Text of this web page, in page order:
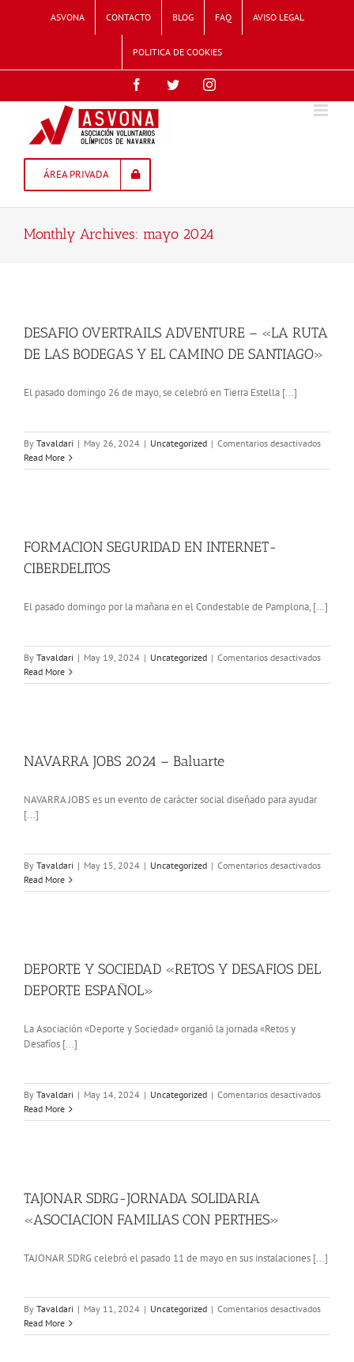
ASVONA CONTACTO BLOG FAQ AVISO LEGAL
POLITICA DE COOKIES
FacebookTwitterInstagram
ÁREA PRIVADA
Monthly Archives: mayo 2024
DESAFIO OVERTRAILS ADVENTURE – «LA RUTA
DE LAS BODEGAS Y EL CAMINO DE SANTIAGO»
El pasado domingo 26 de mayo, se celebró en Tierra Estella [...]
By Tavaldari | May 26, 2024 | Uncategorized | Comentarios desactivadosen
CAMINO
Read More
FORMACION SEGURIDAD EN INTERNET-
CIBERDELITOS
El pasado domingo por la mañana en el Condestable de Pamplona, [...]
By Tavaldari | May 19, 2024 | Uncategorized | Comentarios desactivadosen
Read More
NAVARRA JOBS 2024 – Baluarte
NAVARRA JOBS es un evento de carácter social diseñado para ayudar
[...]
By Tavaldari | May 15, 2024 | Uncategorized | Comentarios desactivadosen
JOBS
Read More
DEPORTE Y SOCIEDAD «RETOS Y DESAFIOS DEL
DEPORTE ESPAÑOL»
La Asociación «Deporte y Sociedad» organió la jornada «Retos y
Desafíos [...]
By Tavaldari | May 14, 2024 | Uncategorized | Comentarios desactivadosen
Y
Read More
TAJONAR SDRG-JORNADA SOLIDARIA
«ASOCIACION FAMILIAS CON PERTHES»
TAJONAR SDRG celebró el pasado 11 de mayo en sus instalaciones [...]
By Tavaldari | May 11, 2024 | Uncategorized | Comentarios desactivadosen
SDRG-
Read More